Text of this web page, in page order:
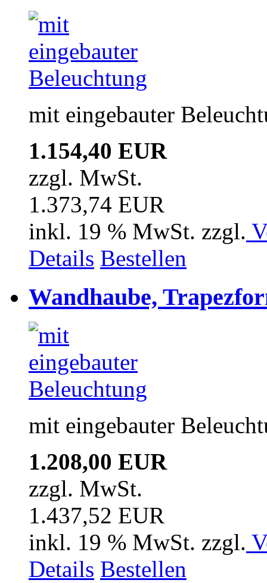
mit eingebauter
1.154,40 EUR
zzgl. MwSt.
1.373,74 EUR
inkl. 19 % MwSt. zzgl.
Details Bestellen
Wandhaube,
mit eingebauter
1.208,00 EUR
zzgl. MwSt.
1.437,52 EUR
inkl. 19 % MwSt. zzgl.
Details Bestellen